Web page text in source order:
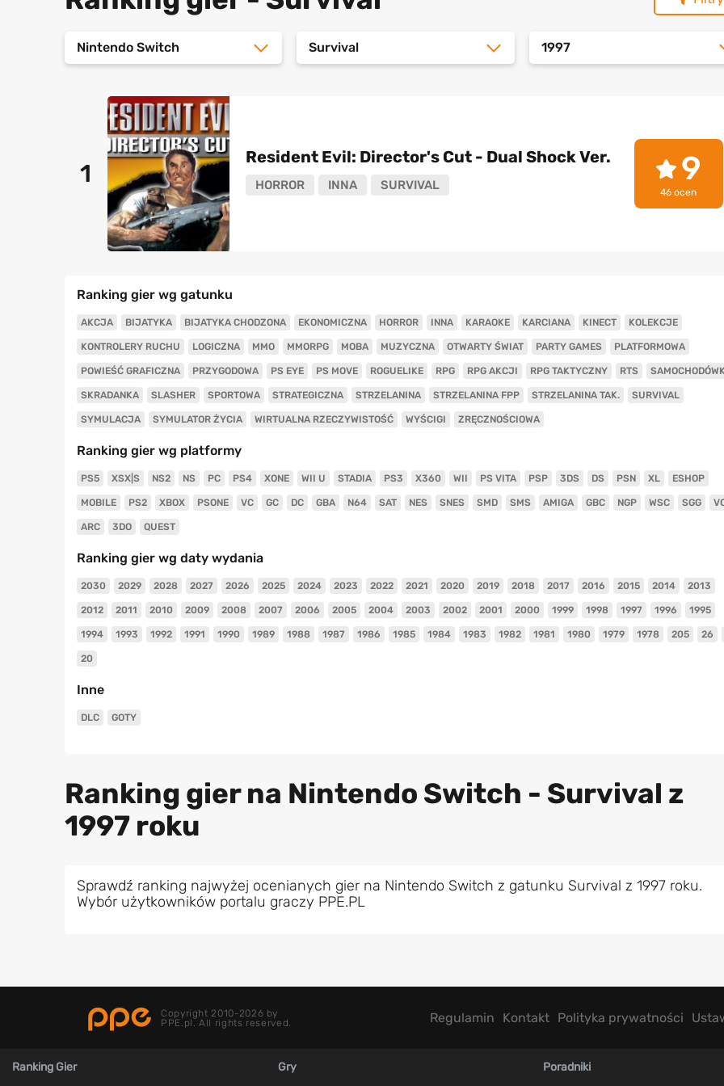
Nintendo Switch Survival 1997
1
Resident Evil: Director's Cut - Dual Shock Ver.
HORROR INNA SURVIVAL 9
46 ocen
Ranking gier wg gatunku
AKCJA BIJATYKA BIJATYKA CHODZONA EKONOMICZNA HORROR INNA KARAOKE KARCIANA KINECT KOLEKCJE
KONTROLERY RUCHU LOGICZNA MMO MMORPG MOBA MUZYCZNA OTWARTY ŚWIAT PARTY GAMES PLATFORMOWA
POWIEŚĆ GRAFICZNA PRZYGODOWA PS EYE PS MOVE ROGUELIKE RPG RPG AKCJI RPG TAKTYCZNY RTS
SKRADANKA SLASHER SPORTOWA STRATEGICZNA STRZELANINA STRZELANINA FPP STRZELANINA TAK. SURVIVAL
SYMULACJA SYMULATOR ŻYCIA WIRTUALNA RZECZYWISTOŚĆ WYŚCIGI ZRĘCZNOŚCIOWA
Ranking gier wg platformy
PS5 XSX|S NS2 NS PC PS4 XONE WII U STADIA PS3 X360 WII PS VITA PSP 3DS DS PSN XL ESHOP
MOBILE PS2 XBOX PSONE VC GC DC GBA N64 SAT NES SNES SMD SMS AMIGA GBC NGP WSC SGG
ARC 3DO QUEST
Ranking gier wg daty wydania
2030 2029 2028 2027 2026 2025 2024 2023 2022 2021 2020 2019 2018 2017 2016 2015 2014 2013
2012 2011 2010 2009 2008 2007 2006 2005 2004 2003 2002 2001 2000 1999 1998 1997 1996 1995
1994 1993 1992 1991 1990 1989 1988 1987 1986 1985 1984 1983 1982 1981 1980 1979 1978 205 26
20
Inne
DLC GOTY
Ranking gier na Nintendo Switch - Survival z
1997 roku
Sprawdź ranking najwyżej ocenianych gier na Nintendo Switch z gatunku Survival z 1997 roku.
Wybór użytkowników portalu graczy PPE.PL
Copyright 2010-2026 by
PPE.pl. All rights reserved.
Regulamin Kontakt Polityka prywatności
Ranking Gier Gry Poradniki